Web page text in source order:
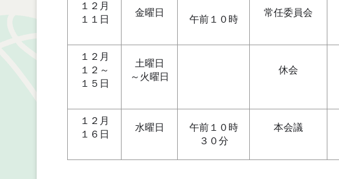
１２月
１１日
金曜日
午前１０時
常任委員会
１２月
１２～
１５日
土曜日
～火曜日
休会
１２月
１６日
水曜日
午前１０時
３０分
本会議